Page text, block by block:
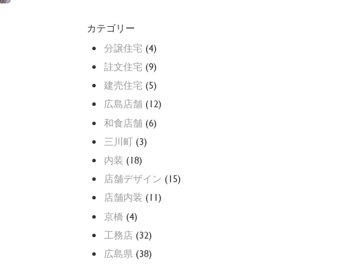
カテゴリー
分譲住宅 (4)
註文住宅 (9)
建売住宅 (5)
広島店舗 (12)
和食店舗 (6)
三川町 (3)
内装 (18)
店舗デザイン (15)
店舗内装 (11)
京橋 (4)
工務店 (32)
広島県 (38)